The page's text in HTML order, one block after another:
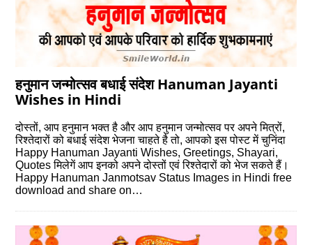
हनुमान जन्मोत्सव बधाई संदेश Hanuman Jayanti
Wishes in Hindi
दोस्‍तों, आप हनुमान भक्त है और आप हनुमान जन्‍मोत्‍सव पर अपने मित्रों,
रिश्‍तेदारों को बधाई संदेश भेजना चाहते है तो, आपको इस पोस्‍ट में चुनिंदा
Happy Hanuman Jayanti Wishes, Greetings, Shayari,
Quotes मिलेगें आप इनको अपने दोस्‍तों एवं रिश्‍तेदारों को भेज सकते हैं।
Happy Hanuman Janmotsav Status Images in Hindi free
download and share on…